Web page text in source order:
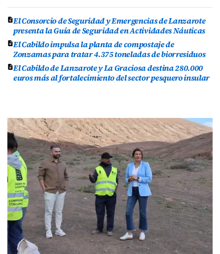
El Consorcio de Seguridad y Emergencias de Lanzarote
presenta la Guía de Seguridad en Actividades Náuticas
El Cabildo impulsa la planta de compostaje de
Zonzamas para tratar 4.375 toneladas de biorresiduos
El Cabildo de Lanzarote y La Graciosa destina 280.000
euros más al fortalecimiento del sector pesquero insular